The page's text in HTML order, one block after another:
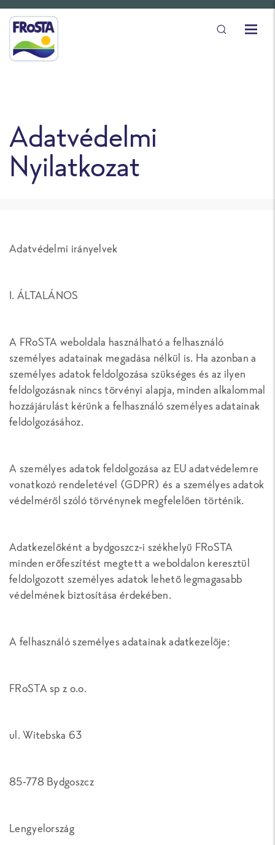
Adatvédelmi
Nyilatkozat
Adatvédelmi irányelvek
I. ÁLTALÁNOS
A FRoSTA weboldala használható a felhasználó
személyes adatainak megadása nélkül is. Ha azonban a
személyes adatok feldolgozása szükséges és az ilyen
feldolgozásnak nincs törvényi alapja, minden alkalommal
hozzájárulást kérünk a felhasználó személyes adatainak
feldolgozásához.
A személyes adatok feldolgozása az EU adatvédelemre
vonatkozó rendeletével (GDPR) és a személyes adatok
védelméről szóló törvénynek megfelelően történik.
Adatkezelőként a bydgoszcz-i székhelyű FRoSTA
minden erőfeszítést megtett a weboldalon keresztül
feldolgozott személyes adatok lehető legmagasabb
védelmének biztosítása érdekében.
A felhasználó személyes adatainak adatkezelője:
FRoSTA sp z o.o.
ul. Witebska 63
85-778 Bydgoszcz
Lengyelország